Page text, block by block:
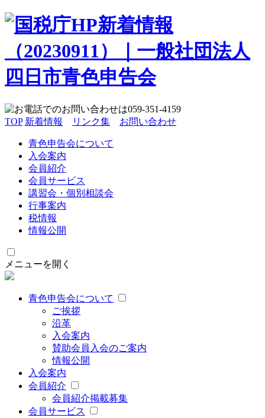
TOP 新着情報 リンク集 お問い合わせ
青色申告会について
入会案内
会員紹介
会員サービス
講習会・個別相談会
行事案内
税情報
情報公開
メニューを開く
青色申告会について
ご挨拶
沿革
入会案内
賛助会員入会のご案内
情報公開
入会案内
会員紹介
会員紹介掲載募集
会員サービス